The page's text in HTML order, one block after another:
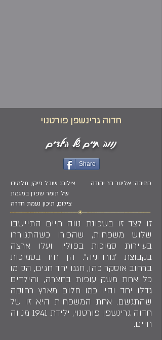
חדוה גרינשפן פורטנוי
נווה חיים של הילדים
Share
צילום: שובל פיקו, תלמידו
של תומר שפרן במגמת
צילום, תיכון נעמת חדרה
כתיבה: אלינור בר יהודה
זו לצד זו בשכונת נווה חיים התיישבו
שלוש משפחות, שהכירו כשהתגוררו
בעיירות סמוכות בפולין ועלו ארצה
בקבוצת ״גורדוניה״. הן חיו בסמיכות
ברחוב אוסקר כהן, חגגו יחד חגים, הקימו
כל אחת משק עופות בחצרה, והילדים
גדלו יחד והיו כמו חלום מארץ רחוקה
שהתגשם. אחת המשפחות היא זו של
חדוה גרינשפן פורטנוי, ילידת 1941 מנווה
חיים.